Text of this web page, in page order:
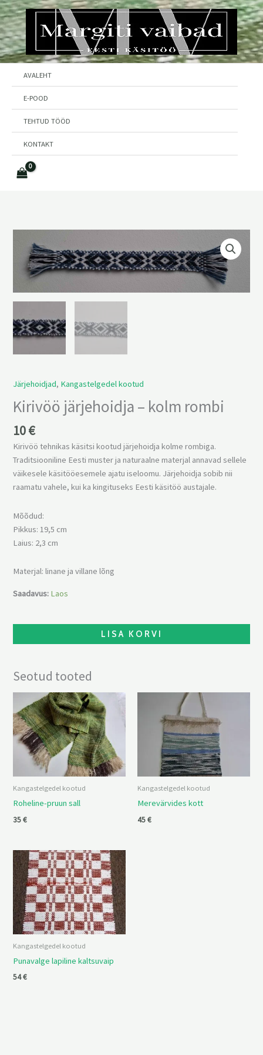
Skip
to
content
AVALEHT
E-POOD
TEHTUD TÖÖD
KONTAKT
Järjehoidjad, Kangastelgedel kootud
Kirivöö järjehoidja – kolm rombi
10€
Kirivöö tehnikas käsitsi kootud järjehoidja kolme rombiga.
Traditsiooniline Eesti muster ja naturaalne materjal annavad sellele
väikesele käsitööesemele ajatu iseloomu. Järjehoidja sobib nii
raamatu vahele, kui ka kingituseks Eesti käsitöö austajale.
Mõõdud:
Pikkus: 19,5 cm
Laius: 2,3 cm
Materjal: linane ja villane lõng
Saadavus: Laos
järjehoidja
kolm
kogus
LISA KORVI
Seotud tooted
Kangastelgedel kootud
Roheline-pruun sall
35€
Kangastelgedel kootud
Merevärvides kott
45€
Kangastelgedel kootud
Punavalge lapiline kaltsuvaip
54€